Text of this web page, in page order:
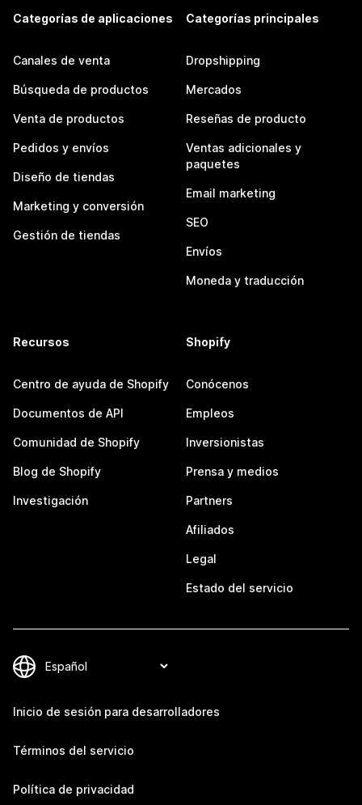
Categorías de aplicaciones
Canales de venta
Búsqueda de productos
Venta de productos
Pedidos y envíos
Diseño de tiendas
Marketing y conversión
Gestión de tiendas
Categorías principales
Dropshipping
Mercados
Reseñas de producto
Ventas adicionales y
paquetes
Email marketing
SEO
Envíos
Moneda y traducción
Recursos
Centro de ayuda de Shopify
Documentos de API
Comunidad de Shopify
Blog de Shopify
Investigación
Shopify
Conócenos
Empleos
Inversionistas
Prensa y medios
Partners
Afiliados
Legal
Estado del servicio
Inicio de sesión para desarrolladores
Términos del servicio
Política de privacidad